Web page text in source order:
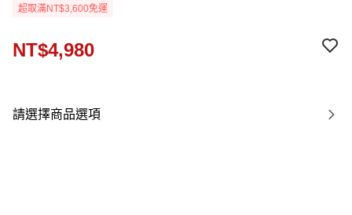
超取滿NT$3,600免運
NT$4,980
請選擇商品選項